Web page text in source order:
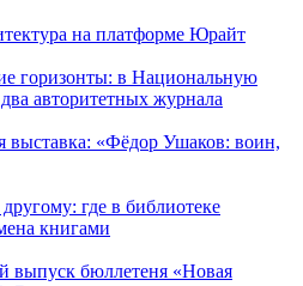
на платформе Юрайт
горизонты: в Национальную
авторитетных журнала
выставка: «Фёдор Ушаков: воин,
где в библиотеке
книгами
выпуск бюллетеня «Новая